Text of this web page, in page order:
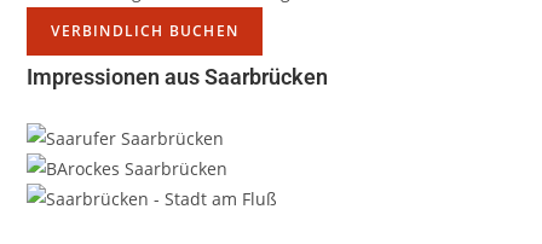
Impressionen aus Saarbrücken